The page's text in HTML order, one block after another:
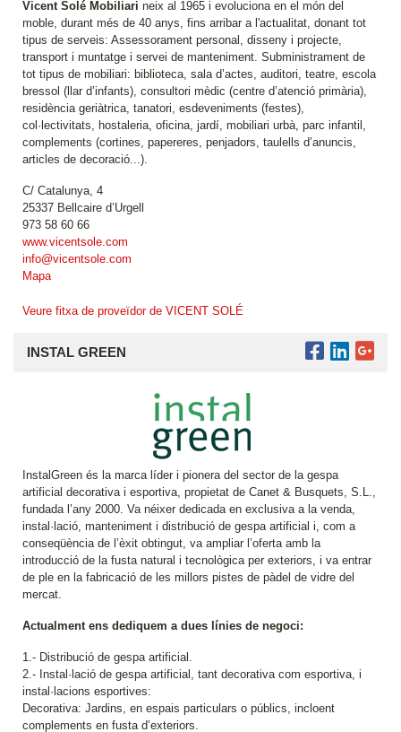
Vicent Solé Mobiliari neix al 1965 i evoluciona en el món del
moble, durant més de 40 anys, fins arribar a l'actualitat, donant tot
tipus de serveis: Assessorament personal, disseny i projecte,
transport i muntatge i servei de manteniment. Subministrament de
tot tipus de mobiliari: biblioteca, sala d’actes, auditori, teatre, escola
bressol (llar d’infants), consultori mèdic (centre d’atenció primària),
residència geriàtrica, tanatori, esdeveniments (festes),
col·lectivitats, hostaleria, oficina, jardí, mobiliari urbà, parc infantil,
complements (cortines, papereres, penjadors, taulells d’anuncis,
articles de decoració...).
C/ Catalunya, 4
25337 Bellcaire d’Urgell
973 58 60 66
www.vicentsole.com
info@vicentsole.com
Mapa
Veure fitxa de proveïdor de VICENT SOLÉ
INSTAL GREEN
InstalGreen és la marca líder i pionera del sector de la gespa
artificial decorativa i esportiva, propietat de Canet & Busquets, S.L.,
fundada l’any 2000. Va néixer dedicada en exclusiva a la venda,
instal·lació, manteniment i distribució de gespa artificial i, com a
conseqüència de l’èxit obtingut, va ampliar l’oferta amb la
introducció de la fusta natural i tecnològica per exteriors, i va entrar
de ple en la fabricació de les millors pistes de pàdel de vidre del
mercat.
Actualment ens dediquem a dues línies de negoci:
1.- Distribució de gespa artificial.
2.- Instal·lació de gespa artificial, tant decorativa com esportiva, i
instal·lacions esportives:
Decorativa: Jardins, en espais particulars o públics, incloent
complements en fusta d’exteriors.